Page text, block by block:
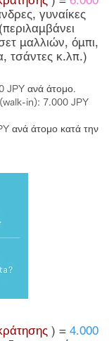
γυναίκες
μαλλιών, όμπι,
τσάντες κ.λπ.)
JPY ανά άτομο.
in): 7.000 JPY
ανά άτομο κατά την
έκπτωση 500
ένδυσης για
2.000 JPY ανά
) = 4.000